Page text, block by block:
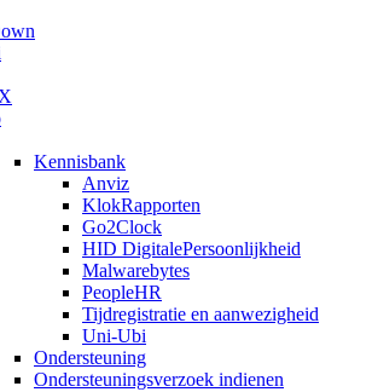
Kennisbank
Anviz
KlokRapporten
Go2Clock
HID DigitalePersoonlijkheid
Malwarebytes
PeopleHR
Tijdregistratie en aanwezigheid
Uni-Ubi
Ondersteuning
Ondersteuningsverzoek indienen